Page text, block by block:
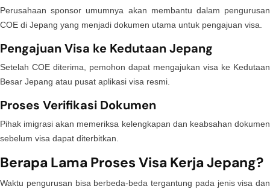
Perusahaan sponsor umumnya akan membantu dalam pengurusan
COE di Jepang yang menjadi dokumen utama untuk pengajuan visa.
Pengajuan Visa ke Kedutaan Jepang
Setelah COE diterima, pemohon dapat mengajukan visa ke Kedutaan
Besar Jepang atau pusat aplikasi visa resmi.
Proses Verifikasi Dokumen
Pihak imigrasi akan memeriksa kelengkapan dan keabsahan dokumen
sebelum visa dapat diterbitkan.
Berapa Lama Proses Visa Kerja Jepang?
Waktu pengurusan bisa berbeda-beda tergantung pada jenis visa dan